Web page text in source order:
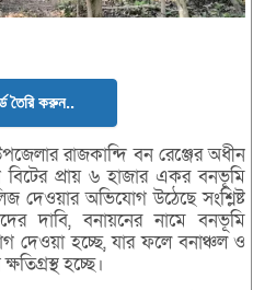
তৈরি করুন..
রাজকান্দি বন রেঞ্জের অধীন
প্রায় ৬ হাজার একর বনভূমি
দেওয়ার অভিযোগ উঠেছে সংশ্লিষ্ট
দাবি, বনায়নের নামে বনভূমি
দেওয়া হচ্ছে, যার ফলে বনাঞ্চল ও
হচ্ছে।